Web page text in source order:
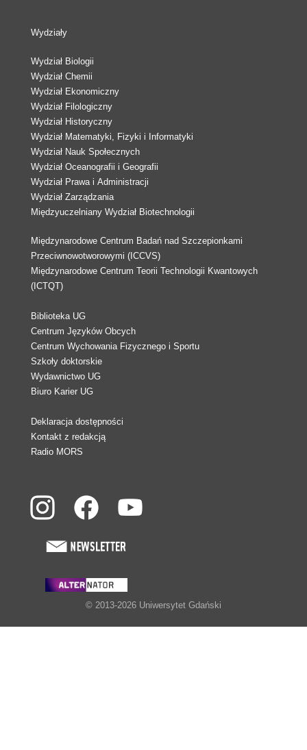
Wydziały
Wydział Biologii
Wydział Chemii
Wydział Ekonomiczny
Wydział Filologiczny
Wydział Historyczny
Wydział Matematyki, Fizyki i Informatyki
Wydział Nauk Społecznych
Wydział Oceanografii i Geografii
Wydział Prawa i Administracji
Wydział Zarządzania
Międzyuczelniany Wydział Biotechnologii
Międzynarodowe Centrum Badań nad Szczepionkami
Przeciwnowotworowymi (ICCVS)
Międzynarodowe Centrum Teorii Technologii Kwantowych
(ICTQT)
Biblioteka UG
Centrum Języków Obcych
Centrum Wychowania Fizycznego i Sportu
Szkoły doktorskie
Wydawnictwo UG
Biuro Karier UG
Deklaracja dostępności
Kontakt z redakcją
Radio MORS
© 2013-2026 Uniwersytet Gdański